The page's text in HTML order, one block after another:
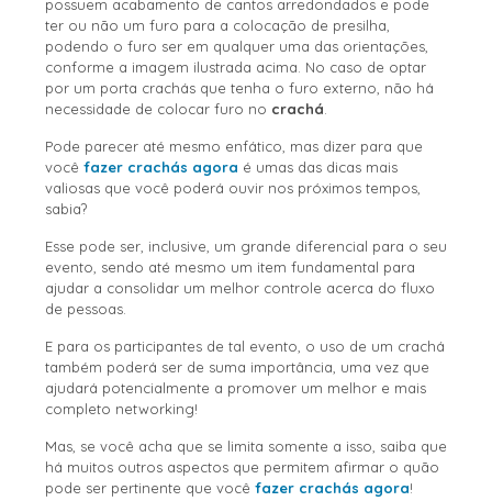
possuem acabamento de cantos arredondados e pode
ter ou não um furo para a colocação de presilha,
podendo o furo ser em qualquer uma das orientações,
conforme a imagem ilustrada acima. No caso de optar
por um porta crachás que tenha o furo externo, não há
necessidade de colocar furo no crachá
Pode parecer até mesmo enfático, mas dizer para que
você fazer crachás agora é umas das dicas mais
valiosas que você poderá ouvir nos próximos tempos,
sabia?
Esse pode ser, inclusive, um grande diferencial para o seu
evento, sendo até mesmo um item fundamental para
ajudar a consolidar um melhor controle acerca do fluxo
de pessoas.
E para os participantes de tal evento, o uso de um crachá
também poderá ser de suma importância, uma vez que
ajudará potencialmente a promover um melhor e mais
completo networking!
Mas, se você acha que se limita somente a isso, saiba que
há muitos outros aspectos que permitem afirmar o quão
pode ser pertinente que você fazer crachás agora!